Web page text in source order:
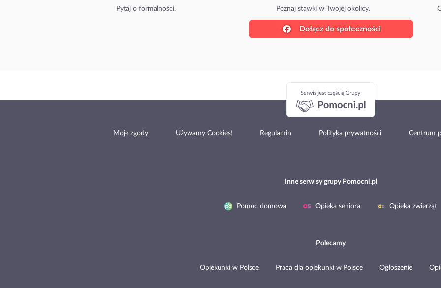
Pytaj o formalności. Poznaj stawki w Twojej okolicy.
Dołącz do społeczności
Moje zgody Używamy Cookies! Regulamin Polityka prywatności Centrum
Inne serwisy grupy Pomocni.pl
Pomoc domowa Opieka seniora Opieka zwierząt
Polecamy
Opiekunki w Polsce Praca dla opiekunki w Polsce Ogłoszenie